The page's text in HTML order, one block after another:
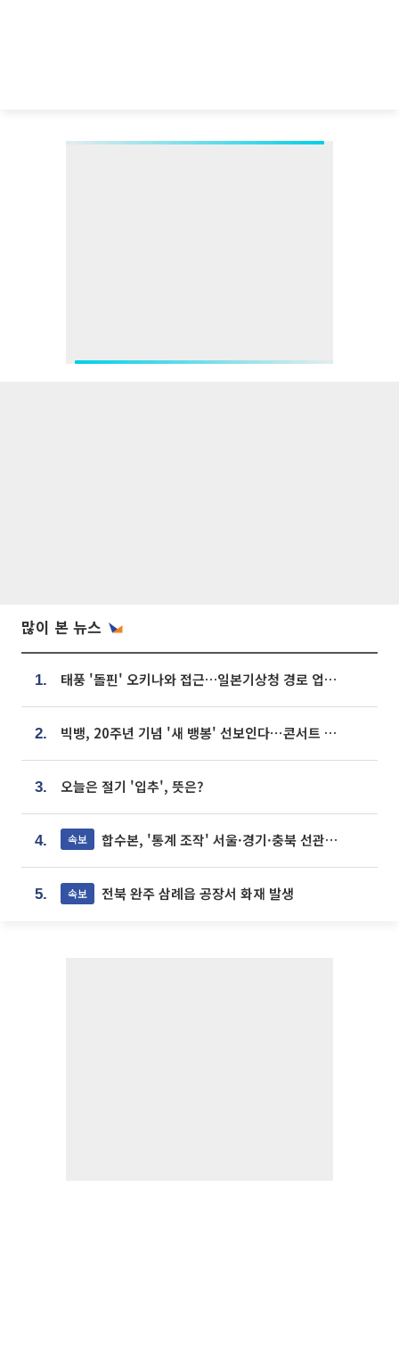
많이 본 뉴스
1. 태풍 '돌핀' 오키나와 접근…일본기상청 경로 업데이트
2. 빅뱅, 20주년 기념 '새 뱅봉' 선보인다⋯콘서트 앞두고 팝업 개최
3. 오늘은 절기 '입추', 뜻은?
4. 속보 합수본, '통계 조작' 서울·경기·충북 선관위 등 추가 압수수색
5. 속보 전북 완주 삼례읍 공장서 화재 발생